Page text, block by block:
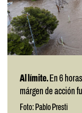
Al límite. En 6
márgen de acción
Foto: Pablo Presti